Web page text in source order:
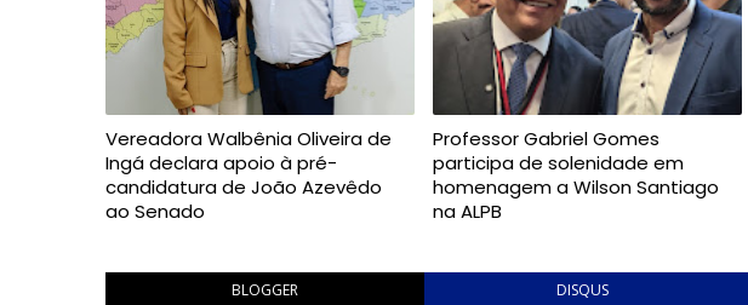
Vereadora Walbênia Oliveira de
Ingá declara apoio à pré-
candidatura de João Azevêdo
ao Senado
Professor Gabriel Gomes
participa de solenidade em
homenagem a Wilson Santiago
na ALPB
BLOGGER DISQUS